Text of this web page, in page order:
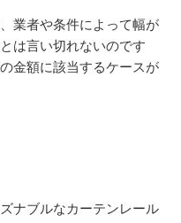
業者や条件によって幅が
は言い切れないのです
金額に該当するケースが
ナブルなカーテンレール